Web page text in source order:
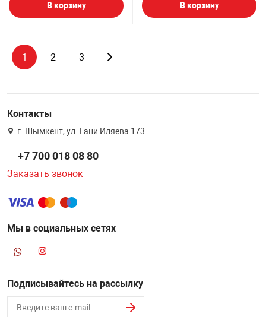
В корзину В корзину
1 2 3
Контакты
г. Шымкент, ул. Гани Иляева 173
+7 700 018 08 80
Заказать звонок
Мы в социальных сетях
Подписывайтесь на рассылку